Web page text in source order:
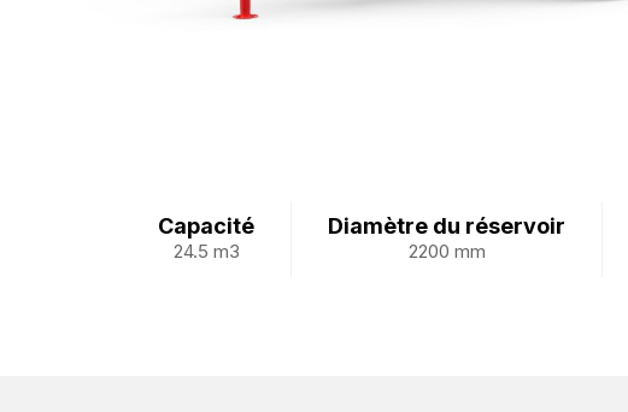
Capacité
24.5 m3
Diamètre du réservoir
2200 mm